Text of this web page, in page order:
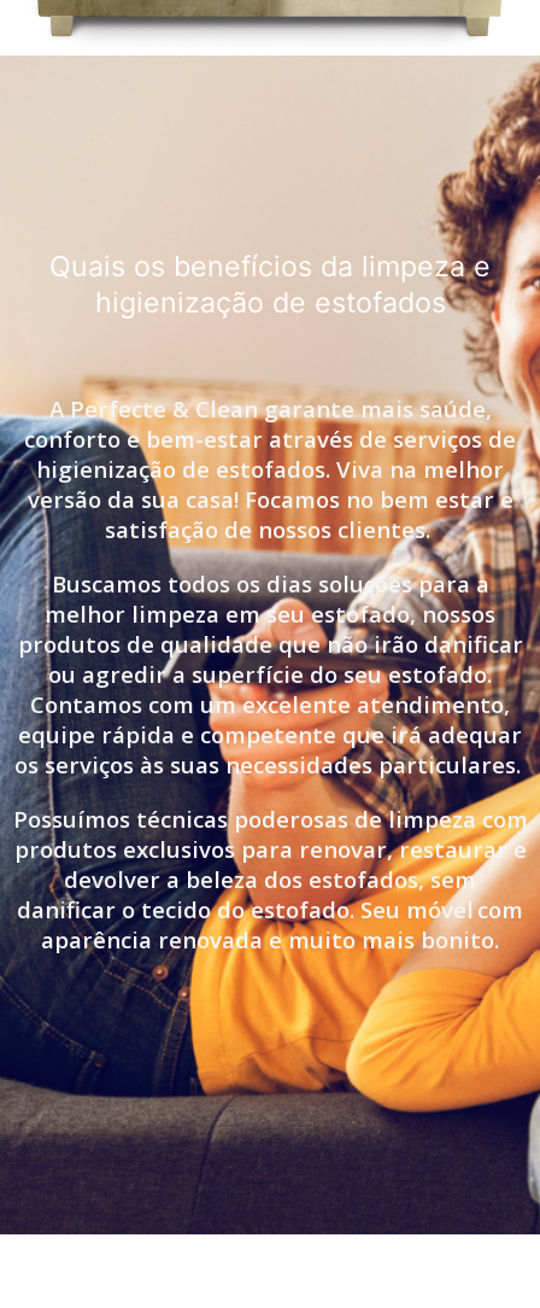
Quais os benefícios da limpeza e
higienização de estofados
A Perfecte & Clean garante mais saúde,
conforto e bem-estar através de serviços de
higienização de estofados. Viva na melhor
versão da sua casa! Focamos no bem estar e
satisfação de nossos clientes.
Buscamos todos os dias soluções para a
melhor limpeza em seu estofado, nossos
produtos de qualidade que não irão danificar
ou agredir a superfície do seu estofado.
Contamos com um excelente atendimento,
equipe rápida e competente que irá adequar
os serviços às suas necessidades particulares.
Possuímos técnicas poderosas de limpeza com
produtos exclusivos para renovar, restaurar e
devolver a beleza dos estofados, sem
danificar o tecido do estofado. Seu móvelcom
aparência renovada e muito mais bonito.